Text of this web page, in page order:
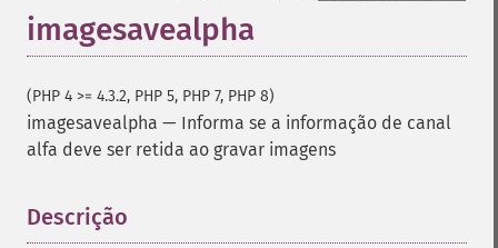
imagesavealpha
(PHP 4 >= 4.3.2, PHP 5, PHP 7, PHP 8)
imagesavealpha — Informa se a informação de canal
alfa deve ser retida ao gravar imagens
Descrição